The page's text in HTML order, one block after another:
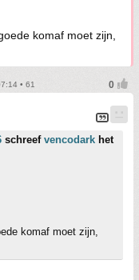
komaf moet zijn,
• 61
schreef vencodark het
komaf moet zijn,